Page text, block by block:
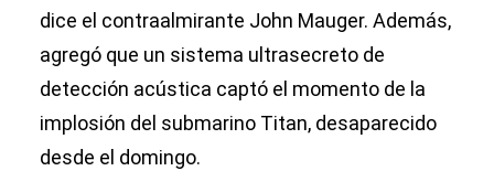
dice el contraalmirante John Mauger. Además,
agregó que un sistema ultrasecreto de
detección acústica captó el momento de la
implosión del submarino Titan, desaparecido
desde el domingo.